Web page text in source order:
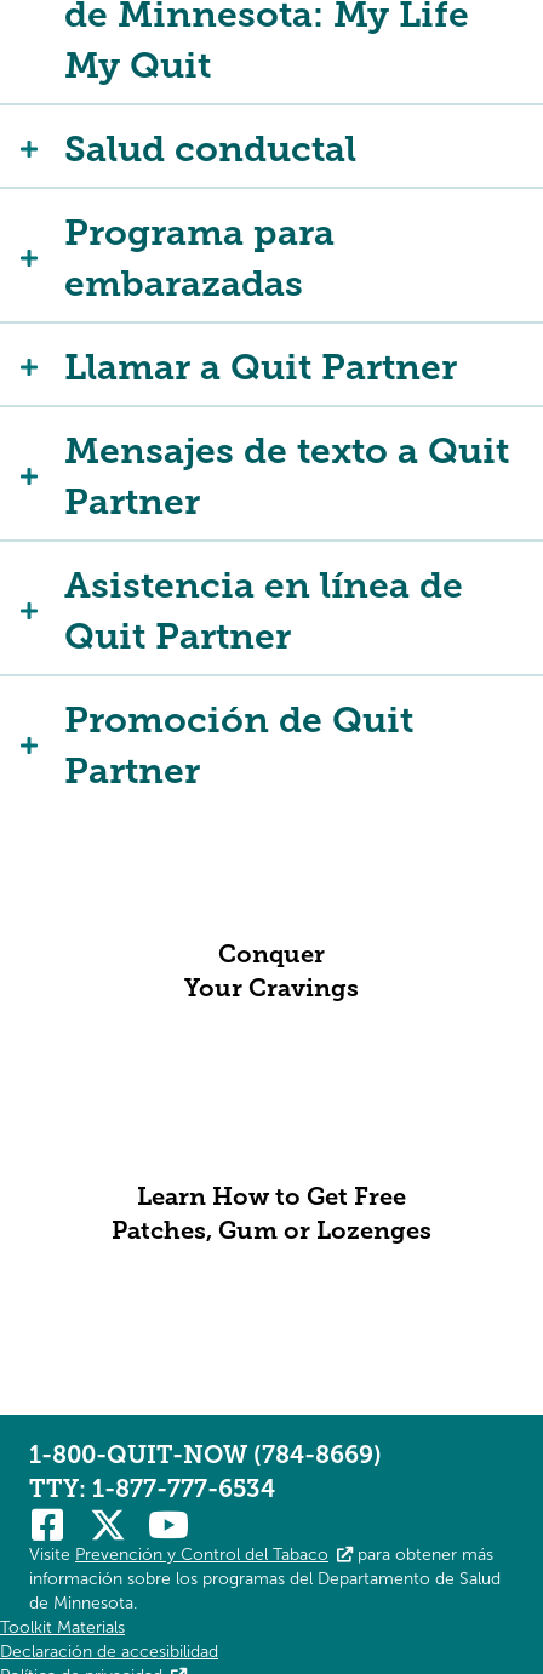
de Minnesota: My Life
My Quit
Salud conductal
Programa para
embarazadas
Llamar a Quit Partner
Mensajes de texto a Quit
Partner
Asistencia en línea de
Quit Partner
Promoción de Quit
Partner
Conquer
Your Cravings
Learn How to Get Free
Patches, Gum or Lozenges
Toolkit Materials
Declaración de accesibilidad
1-800-QUIT-NOW (784-8669)
TTY: 1-877-777-6534
Visite Prevención y Control del Tabaco
para obtener más
información sobre los programas del Departamento de Salud
de Minnesota.